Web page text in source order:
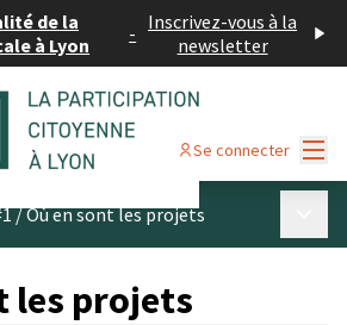
de la
à Lyon
- Inscrivez-vous à la
newsletter
Se connecter
/Où en sont les projets
les projets